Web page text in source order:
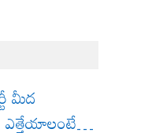
మీద
ఎత్తేయాలంటే…